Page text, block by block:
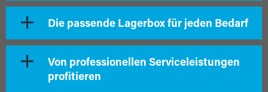
Die passende Lagerbox für jeden Bedarf
Von professionellen Serviceleistungen
profitieren